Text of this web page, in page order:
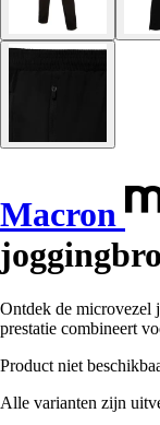
Macron
Ontdek de microvezel
prestatie combineert
Product niet
Alle varianten zijn